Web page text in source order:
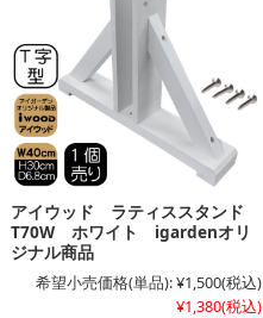
アイウッド ラティススタンド
T70W ホワイト igardenオリ
ジナル商品
希望小売価格(単品):¥1,500(税込)
¥1,380(税込)